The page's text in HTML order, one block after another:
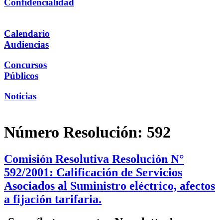
Confidencialidad
Calendario
Audiencias
Concursos
Públicos
Noticias
Número Resolución: 592
Comisión Resolutiva Resolución N°
592/2001: Calificación de Servicios
Asociados al Suministro eléctrico, afectos
a fijación tarifaria.